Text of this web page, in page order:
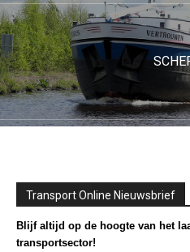
Transport Online Nieuwsbrief
Blijf altijd op de hoogte van het
transportsector!